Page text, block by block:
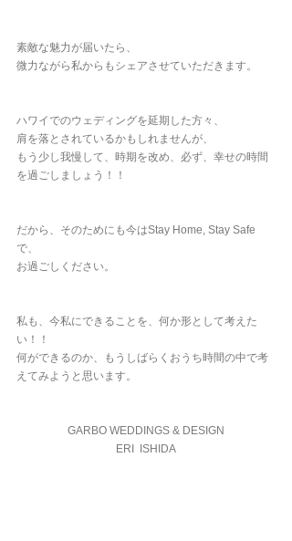
素敵な魅力が届いたら、
微力ながら私からもシェアさせていただきます。
ハワイでのウェディングを延期した方々、
肩を落とされているかもしれませんが、
もう少し我慢して、時期を改め、必ず、幸せの時間
を過ごしましょう！！
だから、そのためにも今はStay Home, Stay Safe
で、
お過ごしください。
私も、今私にできることを、何か形として考えた
い！！
何ができるのか、もうしばらくおうち時間の中で考
えてみようと思います。
GARBO WEDDINGS & DESIGN
ERI  ISHIDA